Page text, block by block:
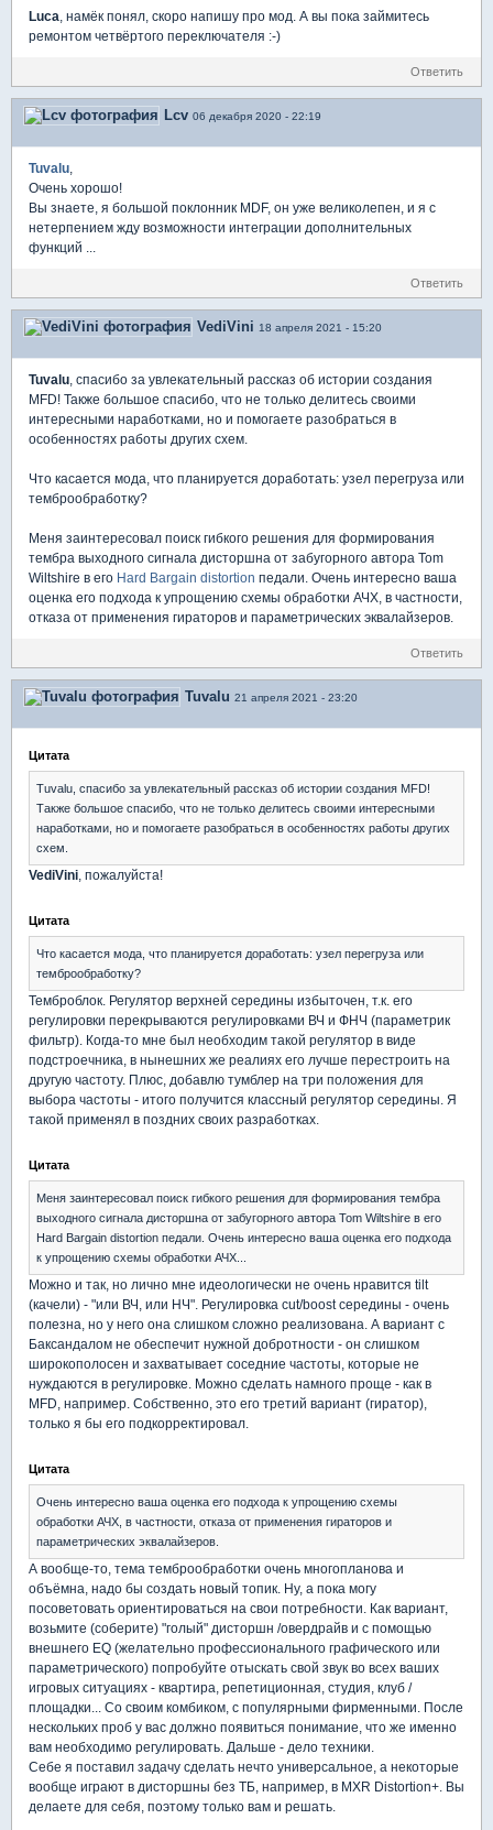
Luca, намёк понял, скоро напишу про мод. А вы пока займитесь
ремонтом четвёртого переключателя :-)
Ответить
Lcv 06 декабря 2020 - 22:19
Tuvalu,
Очень хорошо!
Вы знаете, я большой поклонник MDF, он уже великолепен, и я с
нетерпением жду возможности интеграции дополнительных
функций ...
Ответить
VediVini 18 апреля 2021 - 15:20
Tuvalu, спасибо за увлекательный рассказ об истории создания
MFD! Также большое спасибо, что не только делитесь своими
интересными наработками, но и помогаете разобраться в
особенностях работы других схем.
Что касается мода, что планируется доработать: узел перегруза или
темброобработку?
Меня заинтересовал поиск гибкого решения для формирования
тембра выходного сигнала дисторшна от забугорного автора Tom
Wiltshire в его Hard Bargain distortion педали. Очень интересно ваша
оценка его подхода к упрощению схемы обработки АЧХ, в частности,
отказа от применения гираторов и параметрических эквалайзеров.
Ответить
Tuvalu 21 апреля 2021 - 23:20
Цитата
Tuvalu, спасибо за увлекательный рассказ об истории создания MFD!
Также большое спасибо, что не только делитесь своими интересными
наработками, но и помогаете разобраться в особенностях работы других
схем.
VediVini, пожалуйста!
Цитата
Что касается мода, что планируется доработать: узел перегруза или
темброобработку?
Темброблок. Регулятор верхней середины избыточен, т.к. его
регулировки перекрываются регулировками ВЧ и ФНЧ (параметрик
фильтр). Когда-то мне был необходим такой регулятор в виде
подстроечника, в нынешних же реалиях его лучше перестроить на
другую частоту. Плюс, добавлю тумблер на три положения для
выбора частоты - итого получится классный регулятор середины. Я
такой применял в поздних своих разработках.
Цитата
Меня заинтересовал поиск гибкого решения для формирования тембра
выходного сигнала дисторшна от забугорного автора Tom Wiltshire в его
Hard Bargain distortion педали. Очень интересно ваша оценка его подхода
к упрощению схемы обработки АЧХ...
Можно и так, но лично мне идеологически не очень нравится tilt
(качели) - "или ВЧ, или НЧ". Регулировка cut/boost середины - очень
полезна, но у него она слишком сложно реализована. А вариант с
Баксандалом не обеспечит нужной добротности - он слишком
широкополосен и захватывает соседние частоты, которые не
нуждаются в регулировке. Можно сделать намного проще - как в
MFD, например. Собственно, это его третий вариант (гиратор),
только я бы его подкорректировал.
Цитата
Очень интересно ваша оценка его подхода к упрощению схемы
обработки АЧХ, в частности, отказа от применения гираторов и
параметрических эквалайзеров.
А вообще-то, тема темброобработки очень многопланова и
объёмна, надо бы создать новый топик. Ну, а пока могу
посоветовать ориентироваться на свои потребности. Как вариант,
возьмите (соберите) "голый" дисторшн /овердрайв и с помощью
внешнего EQ (желательно профессионального графического или
параметрического) попробуйте отыскать свой звук во всех ваших
игровых ситуациях - квартира, репетиционная, студия, клуб /
площадки... Со своим комбиком, с популярными фирменными. После
нескольких проб у вас должно появиться понимание, что же именно
вам необходимо регулировать. Дальше - дело техники.
Себе я поставил задачу сделать нечто универсальное, а некоторые
вообще играют в дисторшны без ТБ, например, в MXR Distortion+. Вы
делаете для себя, поэтому только вам и решать.